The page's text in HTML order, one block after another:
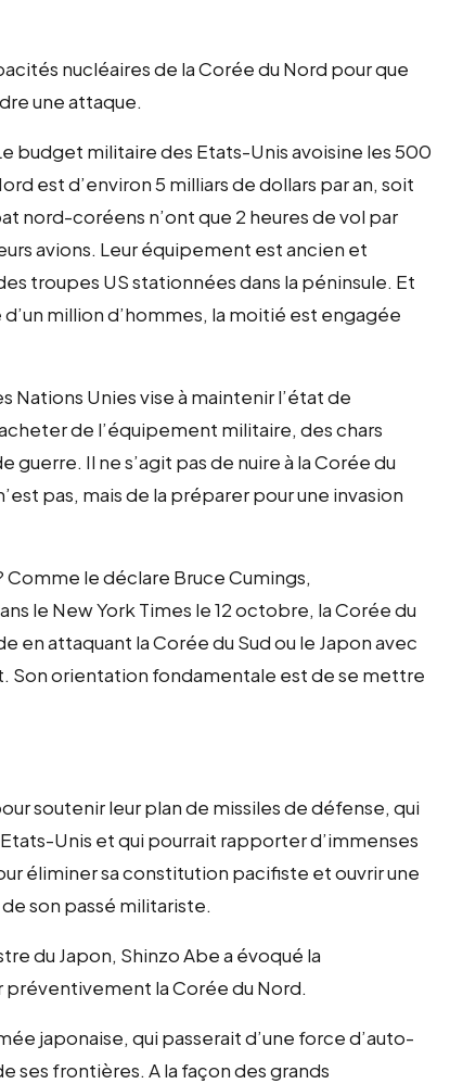
nucléaires de la Corée du Nord pour que
une attaque.
budget militaire des Etats-Unis avoisine les 500
est d’environ 5 milliars de dollars par an, soit
nord-coréens n’ont que 2 heures de vol par
avions. Leur équipement est ancien et
troupes US stationnées dans la péninsule. Et
million d’hommes, la moitié est engagée
Nations Unies vise à maintenir l’état de
de l’équipement militaire, des chars
guerre. Il ne s’agit pas de nuire à la Corée du
pas, mais de la préparer pour une invasion
le déclare Bruce Cumings,
le New York Times le 12 octobre, la Corée du
en attaquant la Corée du Sud ou le Japon avec
Son orientation fondamentale est de se mettre
soutenir leur plan de missiles de défense, qui
Unis et qui pourrait rapporter d’immenses
éliminer sa constitution pacifiste et ouvrir une
son passé militariste.
du Japon, Shinzo Abe a évoqué la
préventivement la Corée du Nord.
japonaise, qui passerait d’une force d’auto-
ses frontières. A la façon des grands